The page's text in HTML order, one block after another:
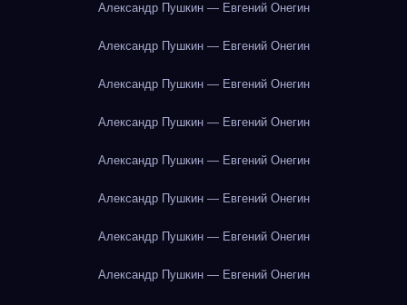
Александр Пушкин — Евгений Онегин
Александр Пушкин — Евгений Онегин
Александр Пушкин — Евгений Онегин
Александр Пушкин — Евгений Онегин
Александр Пушкин — Евгений Онегин
Александр Пушкин — Евгений Онегин
Александр Пушкин — Евгений Онегин
Александр Пушкин — Евгений Онегин